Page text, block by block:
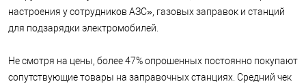
настроения у сотрудников АЗС», газовых заправок и станций
для подзарядки электромобилей.
Не смотря на цены, более 47% опрошенных постоянно покупают
сопутствующие товары на заправочных станциях. Средний чек